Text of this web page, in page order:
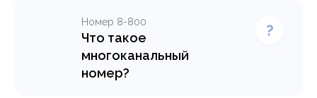
Номер 8-800
Что такое
многоканальный
номер?